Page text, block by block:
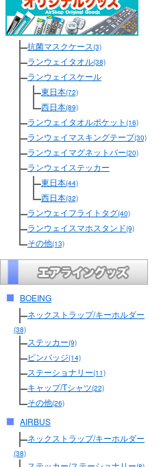
抗菌マスクケース(3)
ランウェイタオル(38)
ランウェイスケール
東日本(72)
西日本(89)
ランウェイタオルポケット (16)
ランウェイマスキングテープ(30)
ランウェイマグネットバー(20)
ランウェイステッカー
東日本(44)
西日本(32)
ランウェイフライトタグ(40)
ランウェイスマホスタンド(9)
その他(13)
BOEING
ネックストラップ/キーホルダー
(38)
ステッカー(9)
ピンバッジ(14)
ステーショナリー(11)
キャップ/Tシャツ(22)
その他(26)
AIRBUS
ネックストラップ/キーホルダー
(38)